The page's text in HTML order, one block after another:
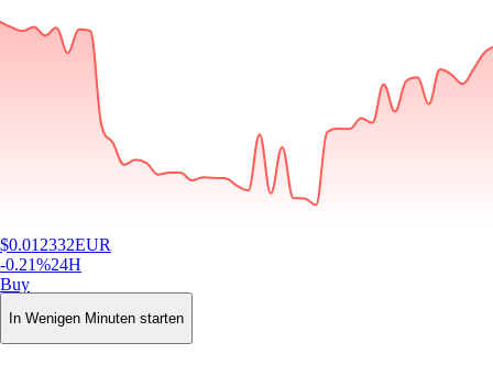
$0.012332EUR
-0.21%24H
Buy
In Wenigen Minuten starten